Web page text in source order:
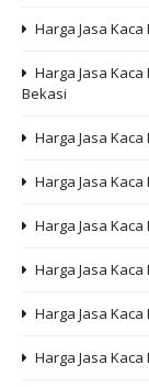
Harga Jasa
Harga Jasa
Bekasi
Harga Jasa
Harga Jasa
Harga Jasa
Harga Jasa
Harga Jasa
Harga Jasa